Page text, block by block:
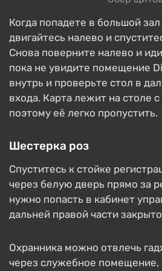
Когда попадете в большой зал
двигайтесь налево и
Снова поверните налево и
пока не увидите помещение
внутрь и проверьте стол в
входа. Карта лежит на столе
поэтому её легко пропустить.
Шестерка роз
Спуститесь к стойке
через белую дверь прямо за
нужно попасть в кабинет
дальней правой части
Охранника можно отвлечь
через служебное помещение,